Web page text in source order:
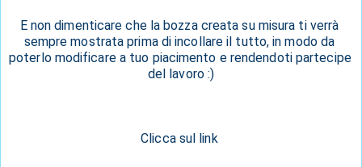
E non dimenticare che la bozza creata su misura ti verrà
sempre mostrata prima di incollare il tutto, in modo da
poterlo modificare a tuo piacimento e rendendoti partecipe
del lavoro :)
Clicca sul link